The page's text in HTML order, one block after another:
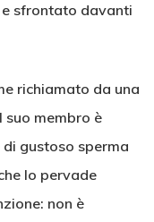
e sfrontato davanti
richiamato da una
suo membro è
gustoso sperma
lo pervade
non è